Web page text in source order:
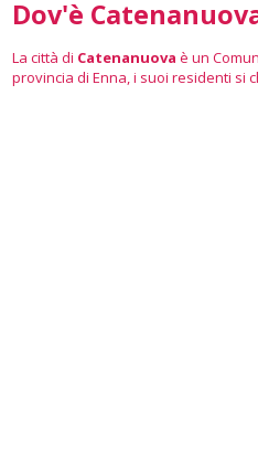
Dov'è
La città di Catenanuova è un
provincia di Enna, i suoi residenti si